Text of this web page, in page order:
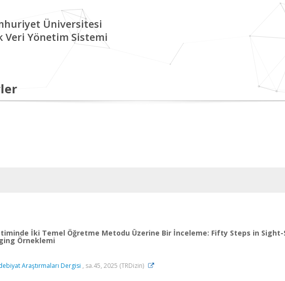
Üniversitesi
Veri Yönetim Sistemi
İki Temel Öğretme Metodu Üzerine Bir İnceleme: Fifty Steps in
Örneklemi
Araştırmaları Dergisi , sa.45, 2025 (TRDizin)